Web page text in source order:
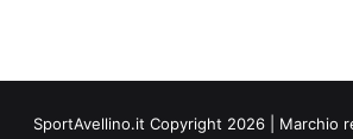
SportAvellino.it Copyright 2026 | Marchio